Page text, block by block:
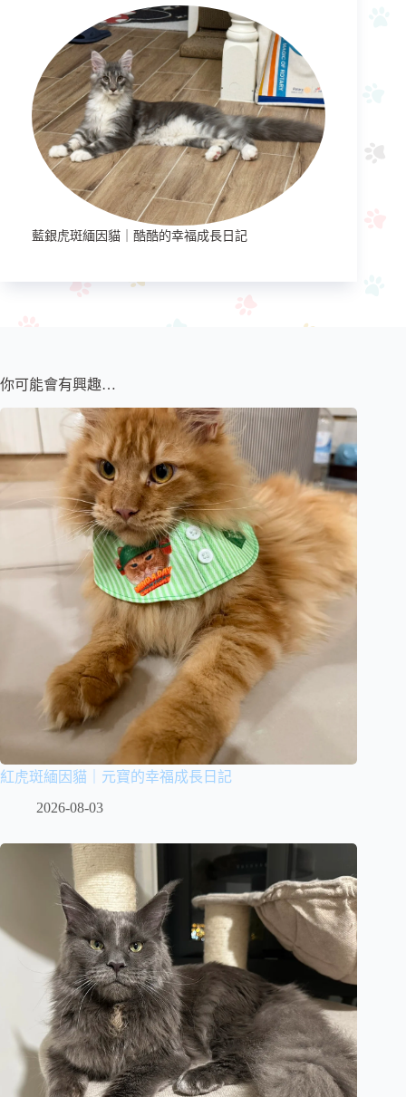
藍銀虎斑緬因貓｜酷酷的幸福成長日記
你可能會有興趣…
紅虎斑緬因貓｜元寶的幸福成長日記
2026-08-03